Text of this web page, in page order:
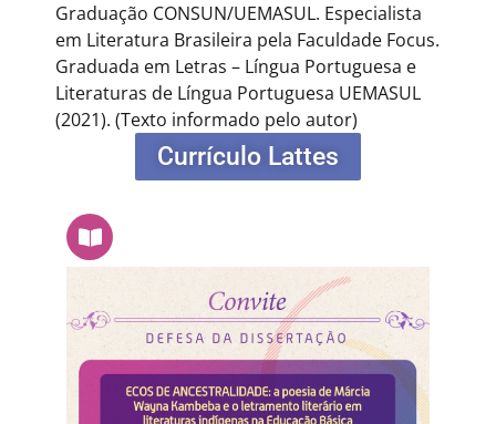
Graduação CONSUN/UEMASUL. Especialista
em Literatura Brasileira pela Faculdade Focus.
Graduada em Letras – Língua Portuguesa e
Literaturas de Língua Portuguesa UEMASUL
(2021). (Texto informado pelo autor)
Currículo Lattes